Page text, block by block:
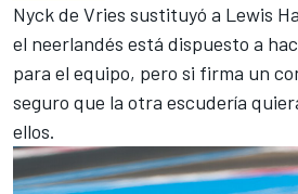
Nyck de Vries sustituyó a Lewis
el neerlandés está dispuesto a
para el equipo, pero si firma un
seguro que la otra escudería
ellos.